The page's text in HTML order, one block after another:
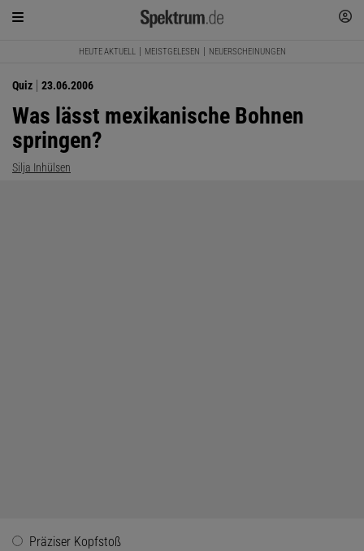
HEUTE AKTUELL MEISTGELESEN NEUERSCHEINUNGEN
Quiz 23.06.2006
Was lässt mexikanische Bohnen
springen?
Silja Inhülsen
Präziser Kopfstoß